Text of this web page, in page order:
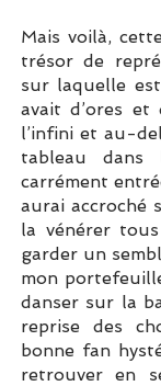
Mais voilà,
trésor de
sur laquelle
avait d’ores
l’infini et au-
tableau dans
carrément
aurai accroché
la vénérer
garder un
mon
danser sur la
reprise des
bonne fan
retrouver en